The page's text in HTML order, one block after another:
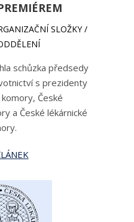
SLOŽKY /
schůzka předsedy
s prezidenty
České
a České lékárnické